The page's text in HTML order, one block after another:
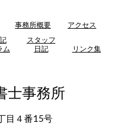
事務所概要 アクセス
ム
スタッフ
日記
リンク集
士事務所
目４番15号